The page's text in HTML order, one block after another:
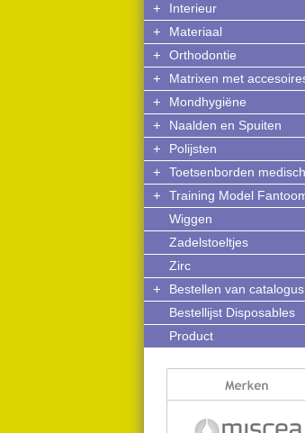
+ Interieur
+ Materiaal
+ Orthodontie
+ Matrixen met
+ Mondhygiëne
+ Naalden en Spuiten
+ Polijsten
+ Toetsenborden medisch
+
Training Model
Wiggen
Zadelstoeltjes
Zirc
+
Bestellen van catalogus
Bestellijst Disposables
Product